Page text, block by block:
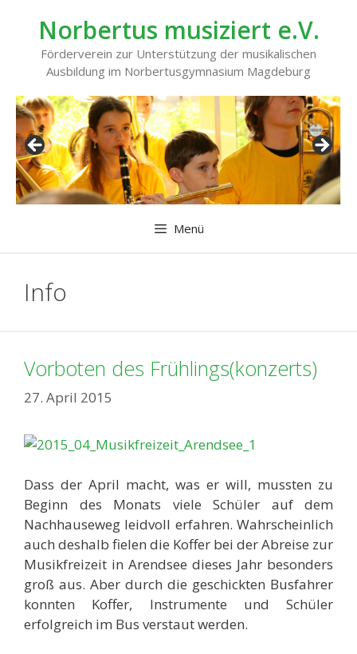
springen
Norbertus musiziert e.V.
Förderverein zur Unterstützung der musikalischen
Ausbildung im Norbertusgymnasium Magdeburg
Menü
Info
Vorboten des Frühlings(konzerts)
27. April 2015
Dass der April macht, was er will, mussten zu
Beginn des Monats viele Schüler auf dem
Nachhauseweg leidvoll erfahren. Wahrscheinlich
auch deshalb fielen die Koffer bei der Abreise zur
Musikfreizeit in Arendsee dieses Jahr besonders
groß aus. Aber durch die geschickten Busfahrer
konnten Koffer, Instrumente und Schüler
erfolgreich im Bus verstaut werden.